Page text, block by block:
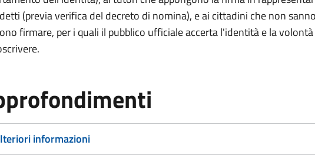
(previa verifica del decreto di nomina), e ai cittadini che non
firmare, per i quali il pubblico ufficiale accerta l'identità e la
informazioni